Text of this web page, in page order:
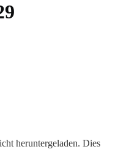
heruntergeladen. Dies